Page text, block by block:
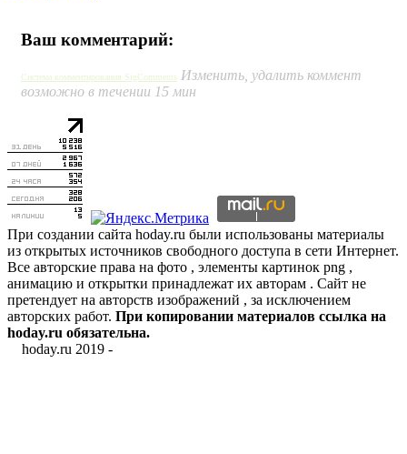
Ваш комментарий:
Система комментирования SigComments Изменить, удалить коммент
возможно в течении 15 мин
При создании сайта hoday.ru были использованы материалы
из открытых источников свободного доступа в сети Интернет.
Все авторские права на фото , элементы картинок png ,
анимацию и открытки принадлежат их авторам . Сайт не
претендует на авторств изображений , за исключением
авторских работ. При копировании материалов ссылка на
hoday.ru обязательна.
hoday.ru 2019 -